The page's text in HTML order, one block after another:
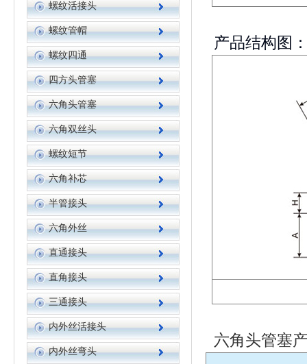
螺纹活接头
螺纹管帽
螺纹四通
四方头管塞
六角头管塞
六角双丝头
螺纹短节
六角补芯
半管接头
六角外丝
直通接头
直角接头
三通接头
内外丝活接头
内外丝弯头
产品结构图
六角头管塞